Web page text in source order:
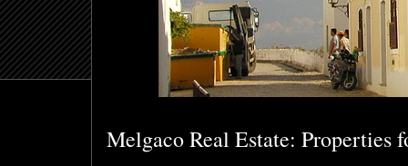
Melgaco Real Estate: Properties